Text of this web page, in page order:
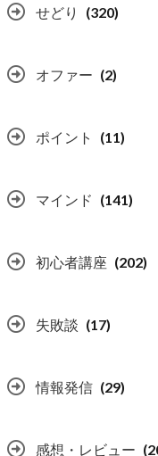
せどり (320)
オファー (2)
ポイント (11)
マインド (141)
初心者講座 (202)
失敗談 (17)
情報発信 (29)
感想・レビュー